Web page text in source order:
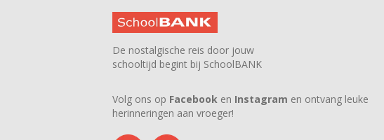
De nostalgische reis door jouw
schooltijd begint bij SchoolBANK
Volg ons op Facebook en Instagram en ontvang leuke
herinneringen aan vroeger!